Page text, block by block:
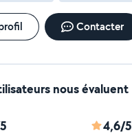
Contacter
nous évaluent
4,6/5